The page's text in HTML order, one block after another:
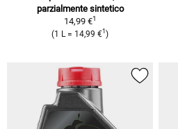
parzialmente sintetico
14,99 €1
(1 L = 14,99 €1 )